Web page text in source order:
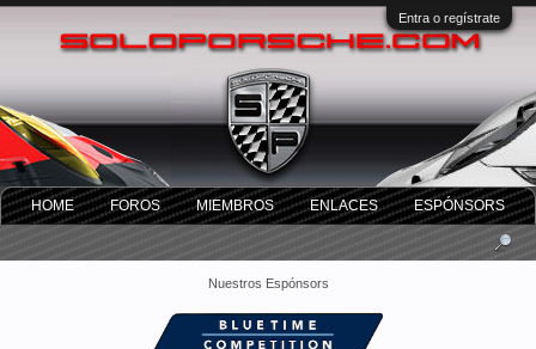
Entra o regístrate
Nuestros Espónsors
HOME FOROS MIEMBROS ENLACES ESPÓNSORS